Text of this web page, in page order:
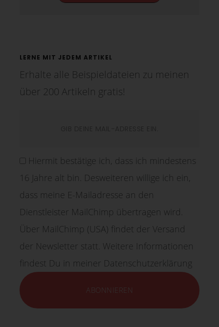
LERNE MIT JEDEM ARTIKEL
Erhalte alle Beispieldateien zu meinen
über 200 Artikeln gratis!
Hiermit bestätige ich, dass ich mindestens
16 Jahre alt bin. Desweiteren willige ich ein,
dass meine E-Mailadresse an den
Dienstleister MailChimp übertragen wird.
Über MailChimp (USA) findet der Versand
der Newsletter statt. Weitere Informationen
findest Du in meiner Datenschutzerklärung